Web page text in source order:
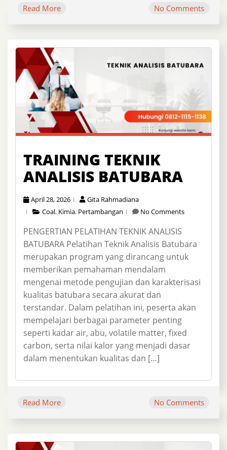
Read More No Comments
TRAINING TEKNIK
ANALISIS BATUBARA
April 28, 2026
Gita Rahmadiana
Coal, Kimia, Pertambangan No Comments
PENGERTIAN PELATIHAN TEKNIK ANALISIS
BATUBARA Pelatihan Teknik Analisis Batubara
merupakan program yang dirancang untuk
memberikan pemahaman mendalam
mengenai metode pengujian dan karakterisasi
kualitas batubara secara akurat dan
terstandar. Dalam pelatihan ini, peserta akan
mempelajari berbagai parameter penting
seperti kadar air, abu, volatile matter, fixed
carbon, serta nilai kalor yang menjadi dasar
dalam menentukan kualitas dan […]
Read More No Comments